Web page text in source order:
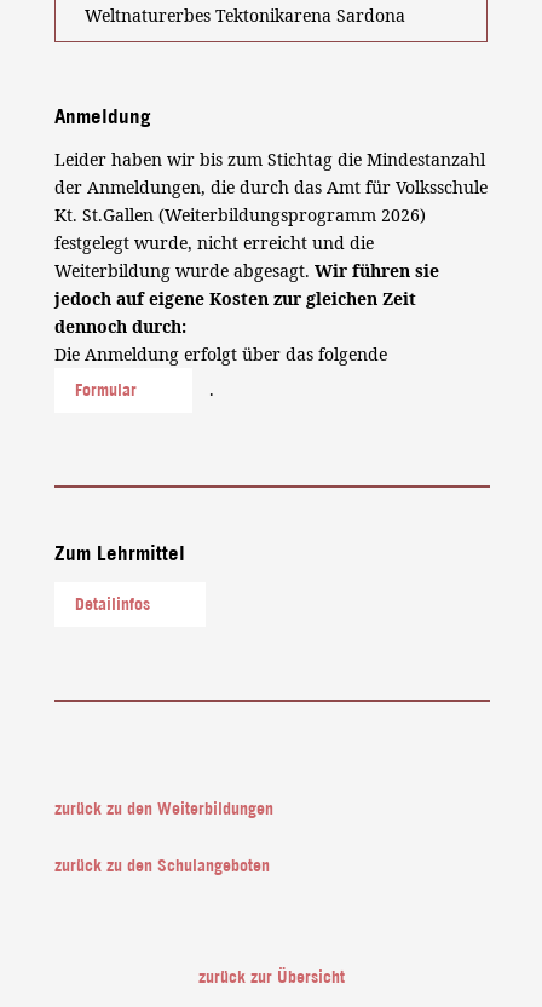
Weltnaturerbes Tektonikarena Sardona
Anmeldung
Leider haben wir bis zum Stichtag die Mindestanzahl
der Anmeldungen, die durch das Amt für Volksschule
Kt. St.Gallen (Weiterbildungsprogramm 2026)
festgelegt wurde, nicht erreicht und die
Weiterbildung wurde abgesagt. Wir führen sie
jedoch auf eigene Kosten zur gleichen Zeit
dennoch durch:
Die Anmeldung erfolgt über das folgende
Formular .
Zum Lehrmittel
Detailinfos
zurück zu den Weiterbildungen
zurück zu den Schulangeboten
zurück zur Übersicht